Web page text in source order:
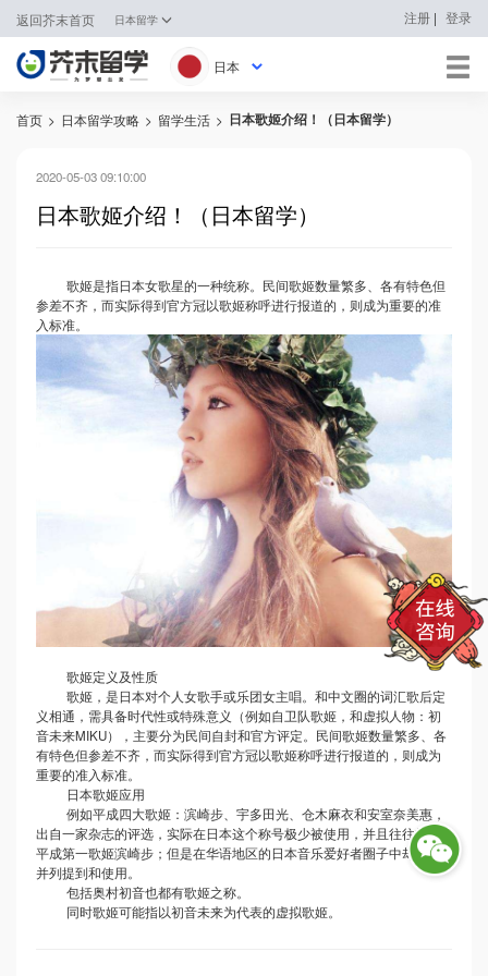
返回芥末首页 日本留学 注册 | 登录
日本
日本
英国
马来西亚
澳大利亚
中国香港
首页 > 日本留学攻略 > 留学生活 > 日本歌姬介绍！（日本留学）
2020-05-03 09:10:00
日本歌姬介绍！（日本留学）
歌姬是指日本女歌星的一种统称。民间歌姬数量繁多、各有特色但
参差不齐，而实际得到官方冠以歌姬称呼进行报道的，则成为重要的准
入标准。
歌姬定义及性质
歌姬，是日本对个人女歌手或乐团女主唱。和中文圈的词汇歌后定
义相通，需具备时代性或特殊意义（例如自卫队歌姬，和虚拟人物：初
音未来MIKU），主要分为民间自封和官方评定。民间歌姬数量繁多、各
有特色但参差不齐，而实际得到官方冠以歌姬称呼进行报道的，则成为
重要的准入标准。
日本歌姬应用
例如平成四大歌姬：滨崎步、宇多田光、仓木麻衣和安室奈美惠，
出自一家杂志的评选，实际在日本这个称号极少被使用，并且往往指代
平成第一歌姬滨崎步；但是在华语地区的日本音乐爱好者圈子中却经常
并列提到和使用。
包括奥村初音也都有歌姬之称。
同时歌姬可能指以初音未来为代表的虚拟歌姬。